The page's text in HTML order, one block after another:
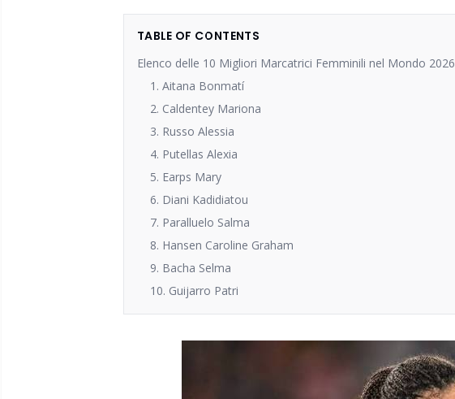
TABLE OF CONTENTS
Elenco delle 10 Migliori Marcatrici Femminili nel Mondo 2026
1. Aitana Bonmatí
2. Caldentey Mariona
3. Russo Alessia
4. Putellas Alexia
5. Earps Mary
6. Diani Kadidiatou
7. Paralluelo Salma
8. Hansen Caroline Graham
9. Bacha Selma
10. Guijarro Patri